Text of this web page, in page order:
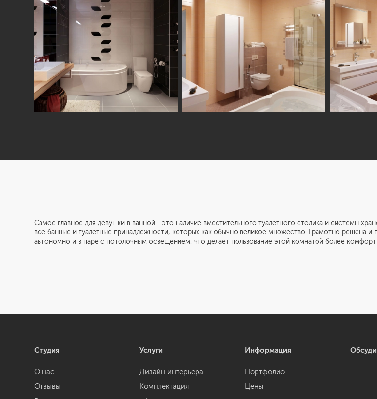
Самое главное для девушки в ванной - это наличие вместительного туалетного столика и системы
все банные и туалетные принадлежности, которых как обычно великое множество. Грамотно решена
автономно и в паре с потолочным освещением, что делает пользование этой комнатой более
Студия
О нас
Отзывы
Услуги
Дизайн интерьера
Комплектация
Информация
Портфолио
Цены